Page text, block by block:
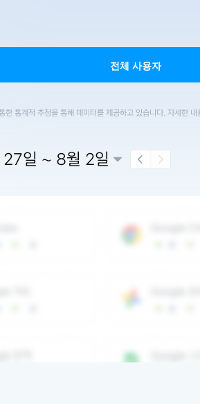
전체 사용자
한 통계적 추정을 통해 데이터를 제공하고 있습니다. 자세한
일 ~ 8월 2일